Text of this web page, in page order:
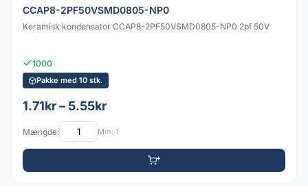
CCAP8-2PF50VSMD0805-NP0
Keramisk kondensator CCAP8-2PF50VSMD0805-NP0 2pf 50V
1000
Pakke med 10 stk.
1.71kr – 5.55kr
Mængde: Min: 1